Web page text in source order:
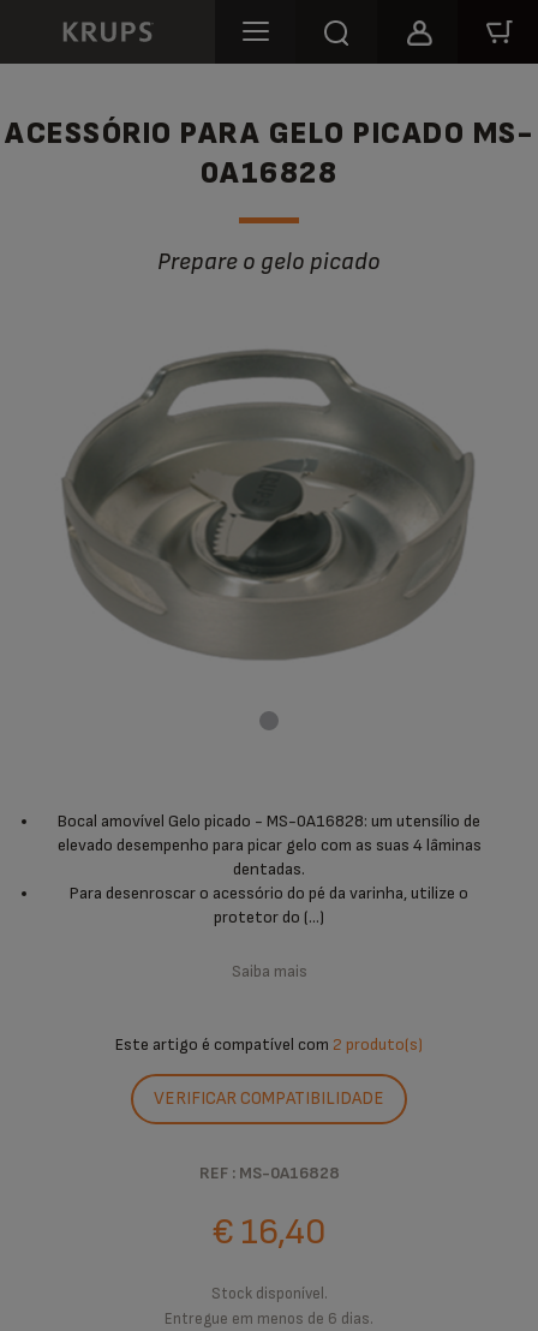
ACESSÓRIO PARA GELO PICADO MS-
0A16828
Prepare o gelo picado
Bocal amovível Gelo picado - MS-0A16828: um utensílio de
elevado desempenho para picar gelo com as suas 4 lâminas
dentadas.
Para desenroscar o acessório do pé da varinha, utilize o
protetor do (...)
Saiba mais
Este artigo é compatível com 2 produto(s)
VERIFICAR COMPATIBILIDADE
REF : MS-0A16828
€ 16,40
Stock disponível.
Entregue em menos de 6 dias.